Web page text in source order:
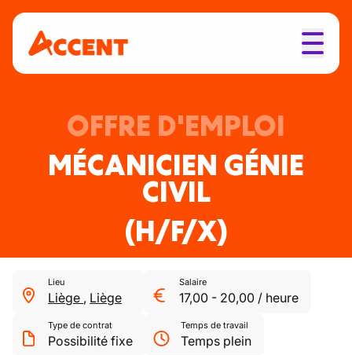
OFFRE D'EMPLOI
MÉCANICIEN GÉNIE
CIVIL
(H/F/X)
Lieu
Liège , Liège
Salaire
17,00 - 20,00 / heure
Type de contrat
Possibilité fixe
Temps de travail
Temps plein